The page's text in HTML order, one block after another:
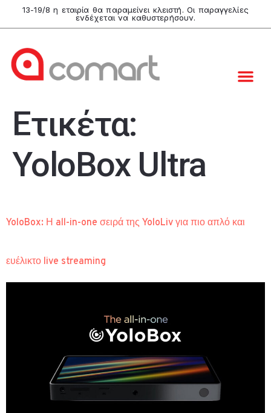
13-19/8 η εταιρία θα παραμείνει κλειστή. Οι παραγγελίες
ενδέχεται να καθυστερήσουν.
Ετικέτα:
YoloBox Ultra
YoloBox: Η all-in-one σειρά της YoloLiv για πιο απλό και
ευέλικτο live streaming